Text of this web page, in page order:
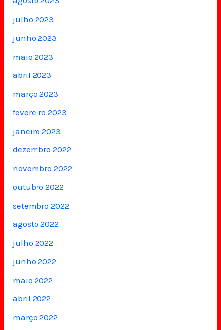
julho 2023
junho 2023
maio 2023
abril 2023
março 2023
fevereiro 2023
janeiro 2023
dezembro 2022
novembro 2022
outubro 2022
setembro 2022
agosto 2022
julho 2022
junho 2022
maio 2022
abril 2022
março 2022